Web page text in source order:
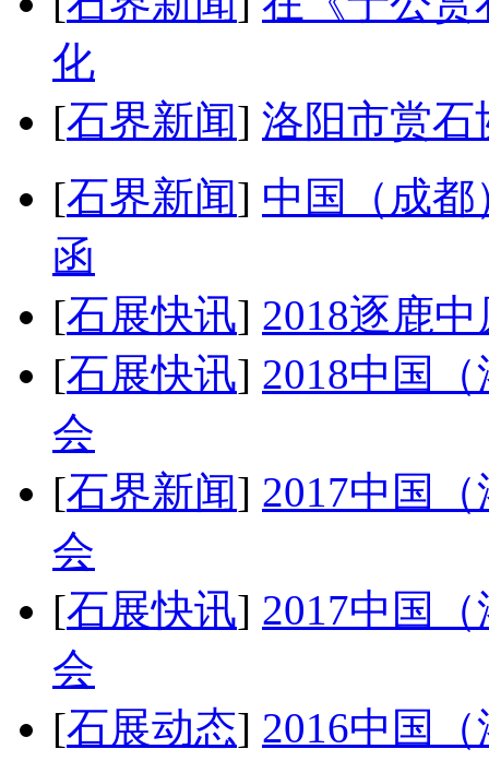
化
[石界新闻] 洛阳市赏石
[石界新闻] 中国（成
函
[石展快讯] 2018逐鹿
[石展快讯] 2018中国
会
[石界新闻] 2017中国
会
[石展快讯] 2017中国
会
[石展动态] 2016中国